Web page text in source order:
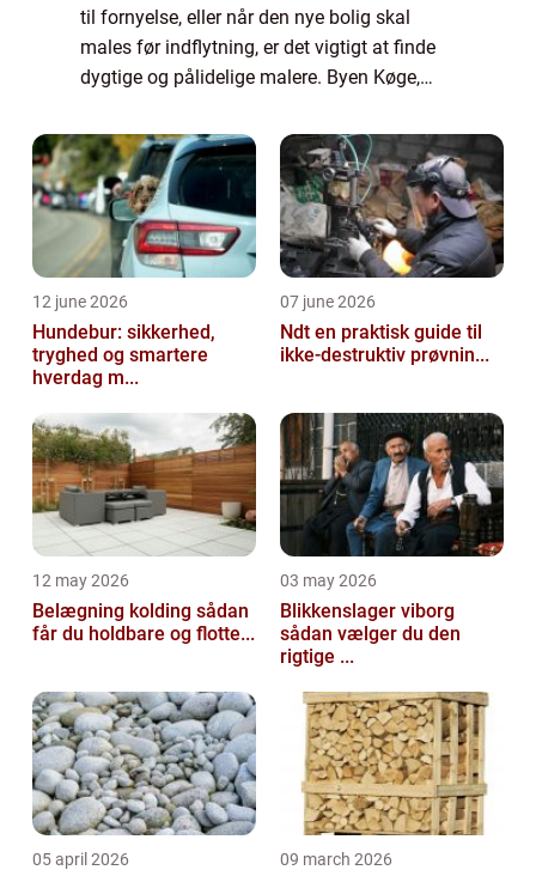
til fornyelse, eller når den nye bolig skal
males før indflytning, er det vigtigt at finde
dygtige og pålidelige malere. Byen Køge,
moderne forstæder, rummer mange forskel...
12 june 2026
Hundebur: sikkerhed,
tryghed og smartere
hverdag m...
07 june 2026
Ndt en praktisk guide til
ikke-destruktiv prøvnin...
12 may 2026
Belægning kolding sådan
får du holdbare og flotte...
03 may 2026
Blikkenslager viborg
sådan vælger du den
rigtige ...
05 april 2026 09 march 2026